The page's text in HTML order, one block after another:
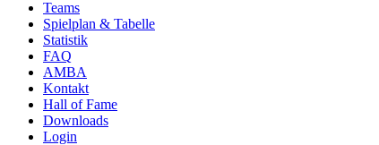
Teams
Spielplan & Tabelle
Statistik
FAQ
AMBA
Kontakt
Hall of Fame
Downloads
Login